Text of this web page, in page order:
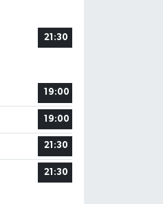
21:30
19:00
19:00
21:30
21:30